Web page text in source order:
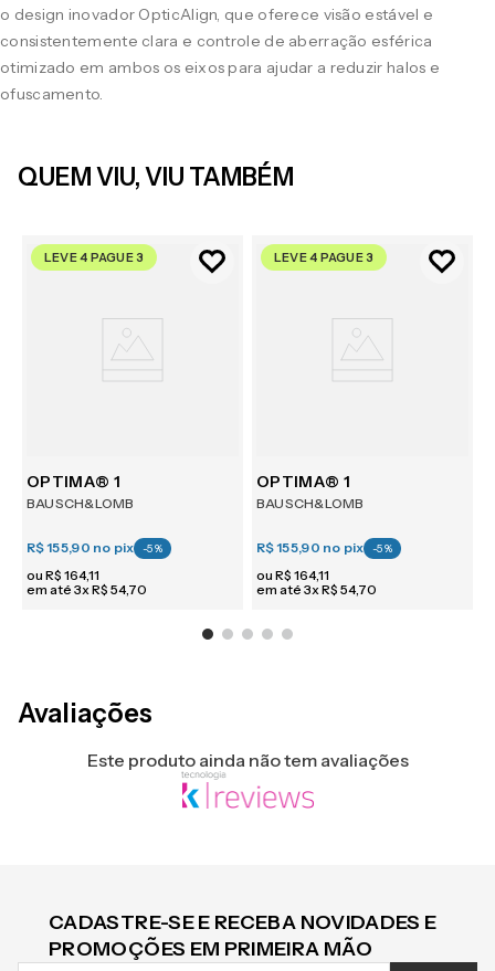
o design inovador OpticAlign, que oferece visão estável e
consistentemente clara e controle de aberração esférica
otimizado em ambos os eixos para ajudar a reduzir halos e
ofuscamento.
QUEM VIU, VIU TAMBÉM
LEVE 4 PAGUE 3
OPTIMA® 1
BAUSCH&LOMB
R$ 155,90 no pix -5%
ou R$ 164,11
em até 3xR$ 54,70
LEVE 4 PAGUE 3
OPTIMA® 1
BAUSCH&LOMB
R$ 155,90 no pix -5%
ou R$ 164,11
em até 3xR$ 54,70
Avaliações
Este produto ainda não tem avaliações
CADASTRE-SE E RECEBA NOVIDADES E
PROMOÇÕES EM PRIMEIRA MÃO